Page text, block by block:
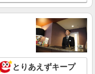
とりあえずキープ